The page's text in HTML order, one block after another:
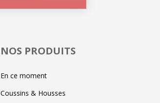
NOS PRODUITS
En ce moment
Coussins & Housses